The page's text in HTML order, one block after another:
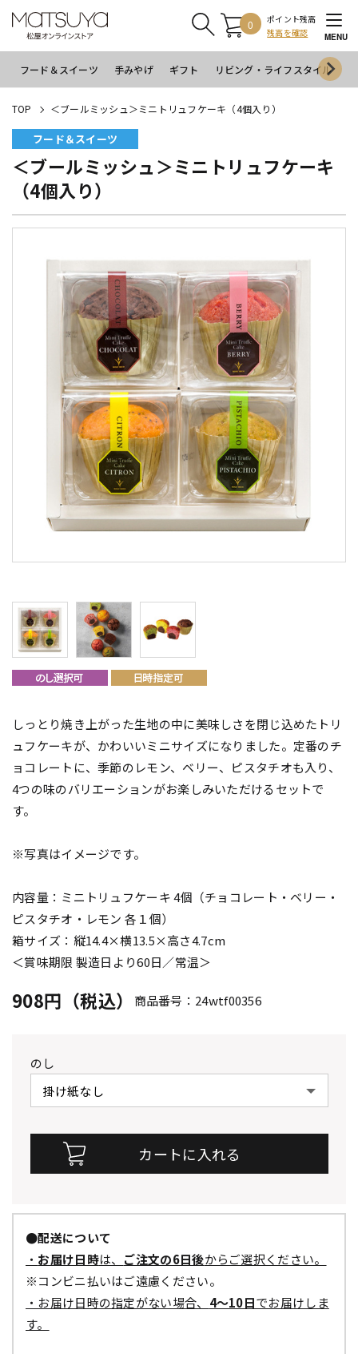
0
ポイント残高
残高を確認
MENU
フード＆スイーツ 手みやげ ギフト リビング・ライフスタイル
TOP ＜ブールミッシュ＞ミニトリュフケーキ（4個入り）
フード＆スイーツ
＜ブールミッシュ＞ミニトリュフケーキ
（4個入り）
しっとり焼き上がった生地の中に美味しさを閉じ込めたトリ
ュフケーキが、かわいいミニサイズになりました。定番のチ
ョコレートに、季節のレモン、ベリー、ピスタチオも入り、
4つの味のバリエーションがお楽しみいただけるセットで
す。
※写真はイメージです。
内容量：ミニトリュフケーキ 4個（チョコレート・ベリー・
ピスタチオ・レモン 各１個）
箱サイズ：縦14.4×横13.5×高さ4.7cm
＜賞味期限 製造日より60日／常温＞
908円（税込） 商品番号：24wtf00356
のし
●配送について
・ お届け日時は、 ご注文の6日後からご選択ください。
※コンビニ払いはご遠慮ください。
・お届け日時の指定がない場合、 4～10日でお届けしま
す。